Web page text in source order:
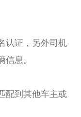
认证，另外司机
息。
配到其他车主或